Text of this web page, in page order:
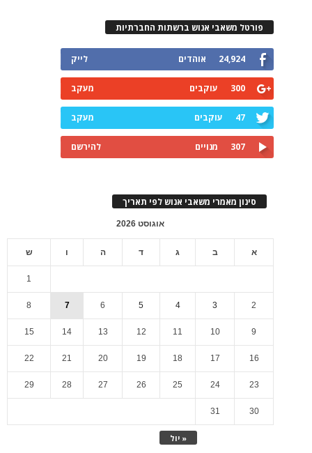
פורטל משאבי אנוש ברשתות החברתיות
24,924 אוהדים לייק
300 עוקבים מעקב
47 עוקבים מעקב
307 מנויים להירשם
סינון מאמרי משאבי אנוש לפי תאריך
אוגוסט 2026
א ב ג ד ה ו ש
« יול
1
2
3
4
5
6
7
8
9
10
11
12
13
14
15
16
17
18
19
20
21
22
23
24
25
26
27
28
29
30
31